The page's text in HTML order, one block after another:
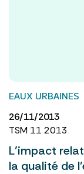
EAUX URBAINES
26/11/2013
TSM 11 2013
L’impact
la qualité de